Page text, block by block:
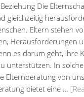
Die
gleichzeitig
Eltern stehen
Herausforderungen
es darum geht, ihre
unterstützen. In
Elternberatung von
bietet eine …